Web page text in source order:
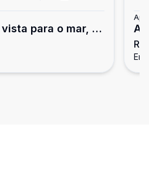
para o mar, 4
Guarujá